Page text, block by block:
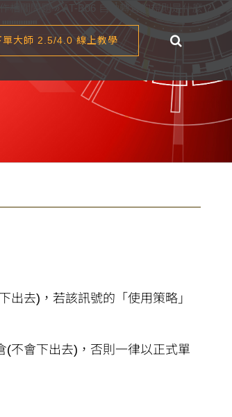
單大師 2.5/4.0 線上教學
AT-B06 自動轉倉的規則是什麼 ?
出去)，若該訊號的「使用策略」
(不會下出去)，否則一律以正式單